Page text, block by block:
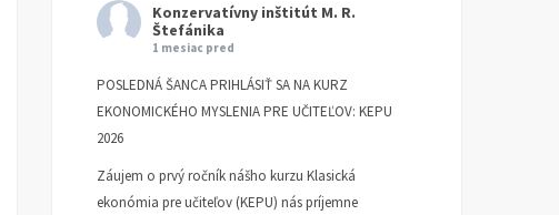
Konzervatívny inštitút M. R.
Štefánika
1 mesiac pred
POSLEDNÁ ŠANCA PRIHLÁSIŤ SA NA KURZ
EKONOMICKÉHO MYSLENIA PRE UČITEĽOV: KEPU
2026
Záujem o prvý ročník nášho kurzu Klasická
ekonómia pre učiteľov (KEPU) nás príjemne